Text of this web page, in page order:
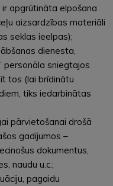
apgrūtināta elpošana
aizsardzības materiāli
seklas ieelpas);
dienesta,
personāla sniegtajos
tos (lai brīdinātu
tiks iedarbinātas
pārvietošanai drošā
gadījumos –
dokumentus,
naudu u.c.;
pagaidu